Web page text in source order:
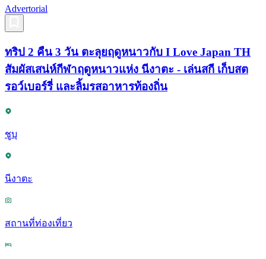
Advertorial
ทริป 2 คืน 3 วัน ตะลุยฤดูหนาวกับ I Love Japan TH
สัมผัสเสน่ห์กีฬาฤดูหนาวแห่ง นีงาตะ - เล่นสกี เก็บสต
รอว์เบอร์รี่ และลิ้มรสอาหารท้องถิ่น
ชูบุ
นีงาตะ
สถานที่ท่องเที่ยว